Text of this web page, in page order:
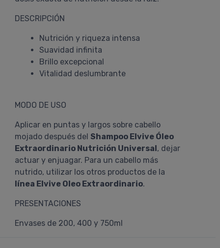
DESCRIPCIÓN
Nutrición y riqueza intensa
Suavidad infinita
Brillo excepcional
Vitalidad deslumbrante
MODO DE USO
Aplicar en puntas y largos sobre cabello
mojado después del Shampoo Elvive Óleo
Extraordinario Nutrición Universal, dejar
actuar y enjuagar. Para un cabello más
nutrido, utilizar los otros productos de la
línea Elvive Oleo Extraordinario.
PRESENTACIONES
Envases de 200, 400 y 750ml